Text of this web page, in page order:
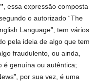
, essa expressão composta
o autorizado “The
Language”, tem vários
pela ideia de algo que tem
fraudulento, ou ainda,
é genuína ou autêntica;
por sua vez, é uma